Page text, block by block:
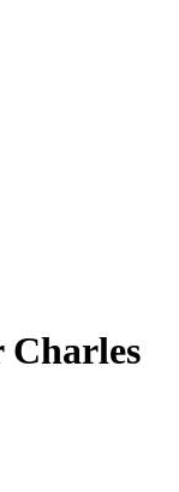
Charles